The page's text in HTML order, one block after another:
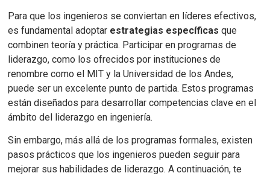
Para que los ingenieros se conviertan en líderes efectivos,
es fundamental adoptar estrategias específicas que
combinen teoría y práctica. Participar en programas de
liderazgo, como los ofrecidos por instituciones de
renombre como el MIT y la Universidad de los Andes,
puede ser un excelente punto de partida. Estos programas
están diseñados para desarrollar competencias clave en el
ámbito del liderazgo en ingeniería.
Sin embargo, más allá de los programas formales, existen
pasos prácticos que los ingenieros pueden seguir para
mejorar sus habilidades de liderazgo. A continuación, te